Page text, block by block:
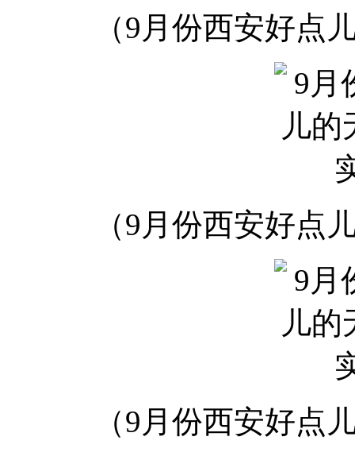
（9月份西安好点
（9月份西安好点
（9月份西安好点